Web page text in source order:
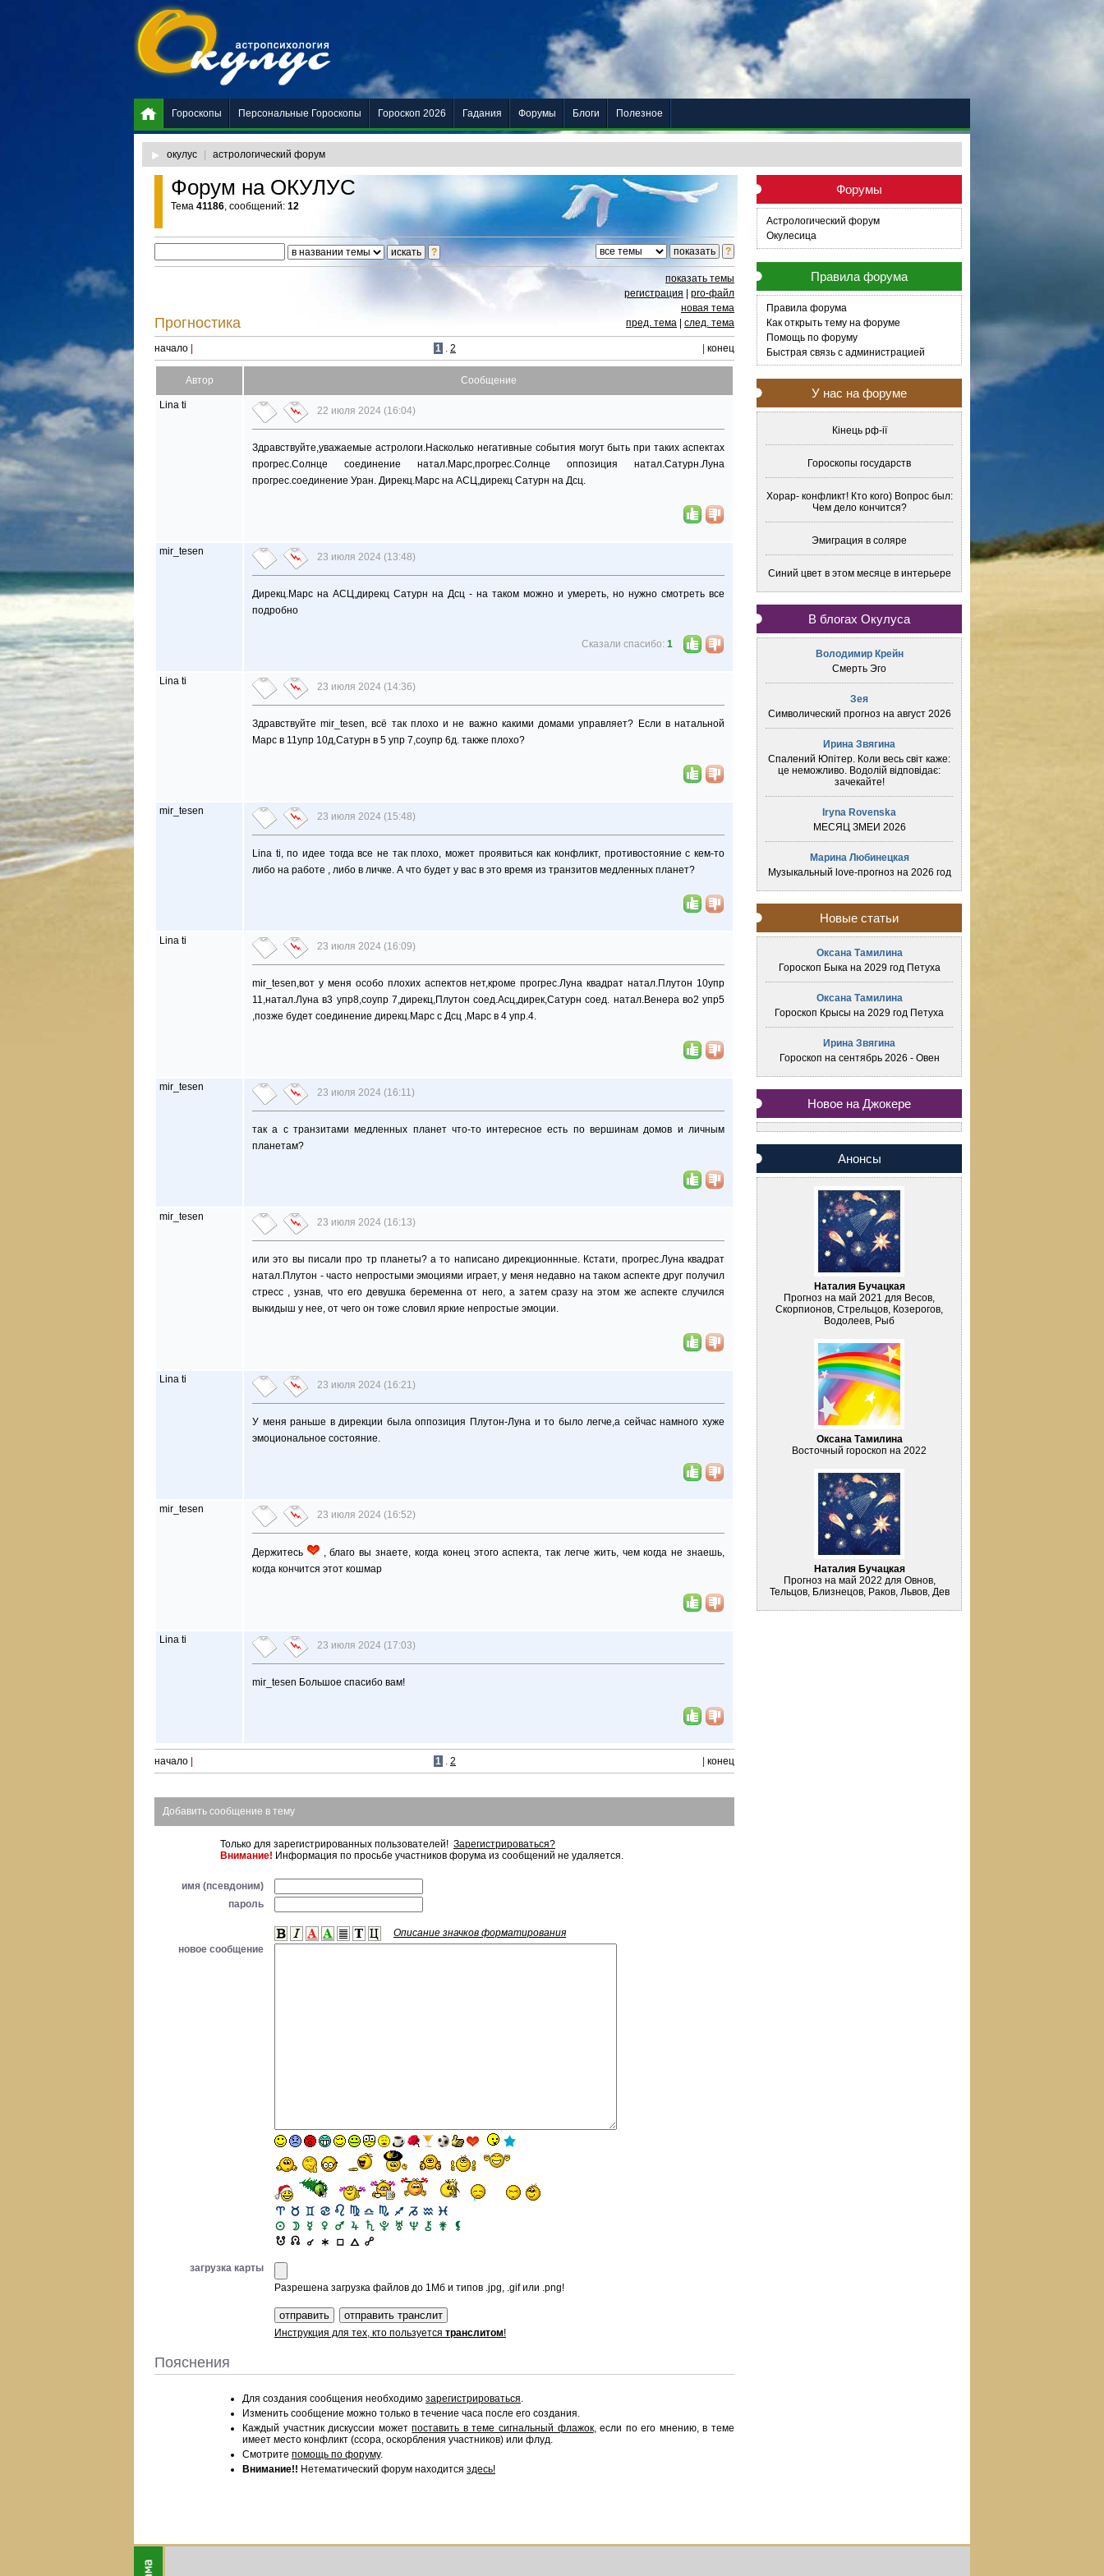
окулус астрологический форум
Форум на ОКУЛУС
Тема 41186, сообщений: 12
Прогностика
показать темы
регистрация
pro-файл
новая тема
пред. тема
след. тема
начало 1 . 2 конец
Автор Сообщение
Lina ti 22 июля 2024 (16:04)
Здравствуйте,уважаемые астрологи.Насколько негативные события могут быть при таких аспектах
прогрес.Солнце соединение натал.Марс,прогрес.Солнце оппозиция натал.Сатурн.Луна
прогрес.соединение Уран. Дирекц.Марс на АСЦ,дирекц Сатурн на Дсц.
mir_tesen 23 июля 2024 (13:48)
Дирекц.Марс на АСЦ,дирекц Сатурн на Дсц - на таком можно и умереть, но нужно смотреть все
подробно
Сказали спасибо: 1
Lina ti 23 июля 2024 (14:36)
Здравствуйте mir_tesen, всё так плохо и не важно какими домами управляет? Если в натальной
Марс в 11упр 10д,Сатурн в 5 упр 7,соупр 6д. также плохо?
mir_tesen 23 июля 2024 (15:48)
Lina ti, по идее тогда все не так плохо, может проявиться как конфликт, противостояние с кем-то
либо на работе , либо в личке. А что будет у вас в это время из транзитов медленных планет?
Lina ti 23 июля 2024 (16:09)
mir_tesen,вот у меня особо плохих аспектов нет,кроме прогрес.Луна квадрат натал.Плутон 10упр
11,натал.Луна в3 упр8,соупр 7,дирекц,Плутон соед.Асц,дирек,Сатурн соед. натал.Венера во2 упр5
,позже будет соединение дирекц.Марс с Дсц ,Марс в 4 упр.4.
mir_tesen 23 июля 2024 (16:11)
так а с транзитами медленных планет что-то интересное есть по вершинам домов и личным
планетам?
mir_tesen 23 июля 2024 (16:13)
или это вы писали про тр планеты? а то написано дирекционнные. Кстати, прогрес.Луна квадрат
натал.Плутон - часто непростыми эмоциями играет, у меня недавно на таком аспекте друг получил
стресс , узнав, что его девушка беременна от него, а затем сразу на этом же аспекте случился
выкидыш у нее, от чего он тоже словил яркие непростые эмоции.
Lina ti 23 июля 2024 (16:21)
У меня раньше в дирекции была оппозиция Плутон-Луна и то было легче,а сейчас намного хуже
эмоциональное состояние.
mir_tesen 23 июля 2024 (16:52)
Держитесь
, благо вы знаете, когда конец этого аспекта, так легче жить, чем когда не знаешь,
когда кончится этот кошмар
Lina ti 23 июля 2024 (17:03)
mir_tesen Большое спасибо вам!
начало 1 . 2 конец
Добавить сообщение в тему
Только для зарегистрированных пользователей! Зарегистрироваться?
Внимание! Информация по просьбе участников форума из сообщений не удаляется.
имя (псевдоним)
пароль
Описание значков форматирования
новое сообщение
загрузка карты
Разрешена загрузка файлов до 1Мб и типов .jpg, .gif или .png!
Инструкция для тех, кто пользуется транслитом!
Пояснения
Для создания сообщения необходимо зарегистрироваться.
Изменить сообщение можно только в течение часа после его создания.
Каждый участник дискуссии можетпоставить в теме сигнальный флажок, если по его мнению, в теме
имеет место конфликт (ссора, оскорбления участников) или флуд.
Смотрите помощь по форуму.
Внимание!! Нетематический форум находится здесь!
Форумы
Астрологический форум
Окулесица
Правила форума
Правила форума
Как открыть тему на форуме
Помощь по форуму
Быстрая связь с администрацией
У нас на форуме
Кінець рф-ії
Гороскопы государств
Хорар- конфликт! Кто кого) Вопрос был:
Чем дело кончится?
Эмиграция в соляре
Синий цвет в этом месяце в интерьере
В блогах Окулуса
Володимир Крейн
Смерть Эго
Зея
Символический прогноз на август 2026
Ирина Звягина
Спалений Юпітер. Коли весь світ каже:
це неможливо. Водолій відповідає:
зачекайте!
Iryna Rovenska
МЕСЯЦ ЗМЕИ 2026
Марина Любинецкая
Музыкальный love-прогноз на 2026 год
Новые статьи
Оксана Тамилина
Гороскоп Быка на 2029 год Петуха
Оксана Тамилина
Гороскоп Крысы на 2029 год Петуха
Ирина Звягина
Гороскоп на сентябрь 2026 - Овен
Новое на Джокере
Анонсы
Наталия Бучацкая
Прогноз на май 2021 для Весов,
Скорпионов, Стрельцов, Козерогов,
Водолеев, Рыб
Оксана Тамилина
Восточный гороскоп на 2022
Наталия Бучацкая
Прогноз на май 2022 для Овнов,
Тельцов, Близнецов, Раков, Львов, Дев
Гороскопы Персональные Гороскопы Гороскоп 2026 Гадания Форумы Блоги Полезное